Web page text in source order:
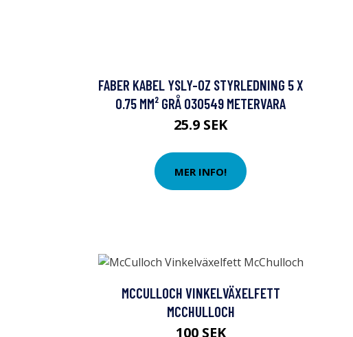
FABER KABEL YSLY-OZ STYRLEDNING 5 X
0.75 MM² GRÅ 030549 METERVARA
25.9 SEK
MER INFO!
MCCULLOCH VINKELVÄXELFETT
MCCHULLOCH
100 SEK